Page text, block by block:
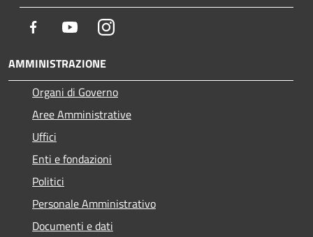
Facebook YoutubeInstagram
AMMINISTRAZIONE
Organi di Governo
Aree Amministrative
Uffici
Enti e fondazioni
Politici
Personale Amministrativo
Documenti e dati